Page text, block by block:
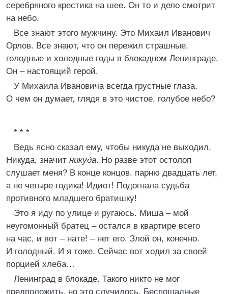
серебряного крестика на шее. Он то и дело смотрит
на небо.
Все знают этого мужчину. Это Михаил Иванович
Орлов. Все знают, что он пережил страшные,
голодные и холодные годы в блокадном Ленинграде.
Он – настоящий герой.
У Михаила Ивановича всегда грустные глаза.
О чем он думает, глядя в это чистое, голубое небо?
* * *
Ведь ясно сказал ему, чтобы никуда не выходил.
Никуда, значит никуда. Но разве этот остолоп
слушает меня? В конце концов, парню двадцать лет,
а не четыре годика! Идиот! Подогнала судьба
противного младшего братишку!
Это я иду по улице и ругаюсь. Миша – мой
неугомонный братец – остался в квартире всего
на час, и вот – нате! – нет его. Злой он, конечно.
И голодный. И я тоже. Сейчас вот ходил за своей
порцией хлеба…
Ленинград в блокаде. Такого никто не мог
предположить, но это случилось. Беспощадные